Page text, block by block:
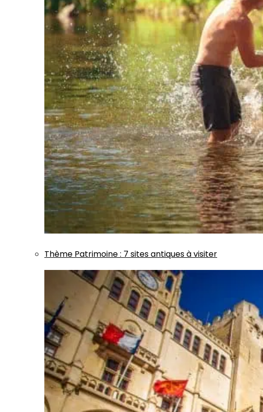
Thème Patrimoine: 7 sites antiques à visiter